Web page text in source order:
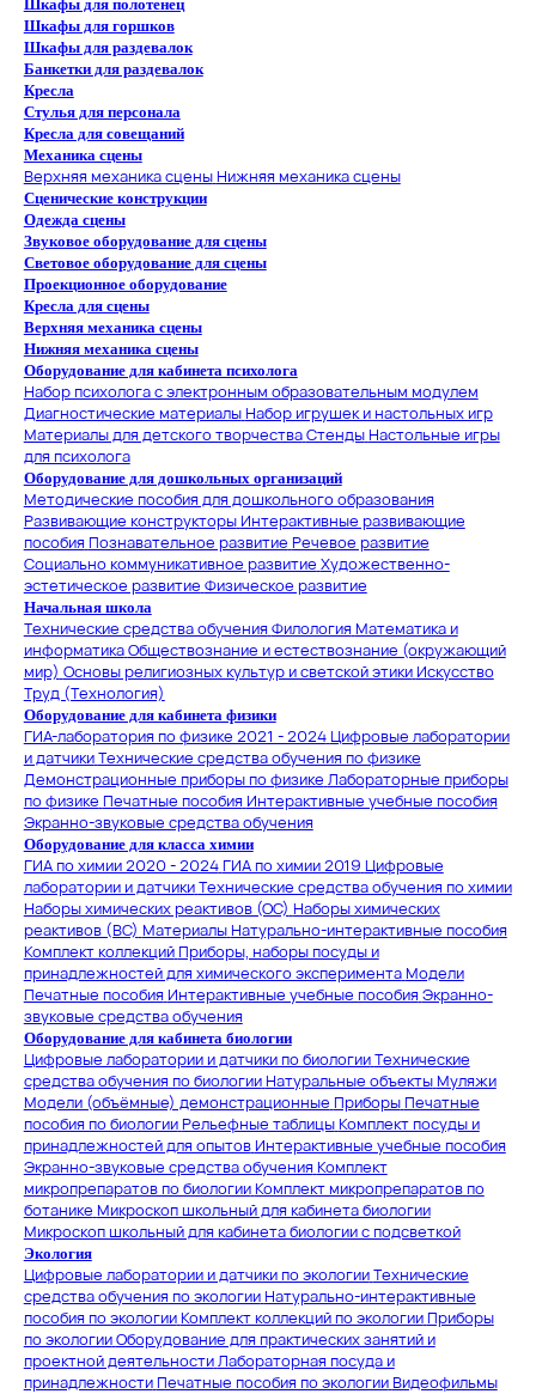
Шкафы для полотенец
Шкафы для горшков
Шкафы для раздевалок
Банкетки для раздевалок
Кресла
Стулья для персонала
Кресла для совещаний
Механика сцены
Верхняя механика сценыНижняя механика сцены
Сценические конструкции
Одежда сцены
Звуковое оборудование для сцены
Световое оборудование для сцены
Проекционное оборудование
Кресла для сцены
Верхняя механика сцены
Нижняя механика сцены
Оборудование для кабинета психолога
Набор психолога с электронным образовательным модулем
Диагностические материалыНабор игрушек и настольных игр
Материалы для детского творчестваСтендыНастольные игры
для психолога
Оборудование для дошкольных организаций
Методические пособия для дошкольного образования
Развивающие конструкторы Интерактивные развивающие
пособияПознавательное развитие Речевое развитие
Социально коммуникативное развитие Художественно-
эстетическое развитие Физическое развитие
Начальная школа
Технические средства обученияФилологияМатематика и
информатикаОбществознание и естествознание (окружающий
мир) Основы религиозных культур и светской этики Искусство
Труд (Технология)
Оборудование для кабинета физики
ГИА-лаборатория по физике 2021 - 2024Цифровые лаборатории
и датчикиТехнические средства обучения по физике
Демонстрационные приборы по физике Лабораторные приборы
по физике Печатные пособия Интерактивные учебные пособия
Экранно-звуковые средства обучения
Оборудование для класса химии
ГИА по химии 2020 - 2024ГИА по химии 2019 Цифровые
лаборатории и датчикиТехнические средства обучения по химии
Наборы химических реактивов (ОС) Наборы химических
реактивов (ВС) МатериалыНатурально-интерактивные пособия
Комплект коллекцийПриборы, наборы посуды и
принадлежностей для химического экспериментаМодели
Печатные пособия Интерактивные учебные пособияЭкранно-
звуковые средства обучения
Оборудование для кабинета биологии
Цифровые лаборатории и датчики по биологииТехнические
средства обучения по биологииНатуральные объектыМуляжи
Модели (объёмные) демонстрационные ПриборыПечатные
пособия по биологииРельефные таблицыКомплект посуды и
принадлежностей для опытов Интерактивные учебные пособия
Экранно-звуковые средства обученияКомплект
микропрепаратов по биологииКомплект микропрепаратов по
ботанике Микроскоп школьный для кабинета биологии
Микроскоп школьный для кабинета биологии с подсветкой
Экология
Цифровые лаборатории и датчики по экологииТехнические
средства обучения по экологииНатурально-интерактивные
пособия по экологииКомплект коллекций по экологииПриборы
по экологииОборудование для практических занятий и
проектной деятельностиЛабораторная посуда и
принадлежностиПечатные пособия по экологииВидеофильмы